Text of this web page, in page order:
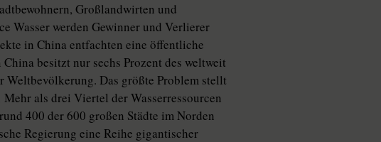
Großlandwirten und
Wasser werden Gewinner und Verlierer
in China entfachten eine öffentliche
besitzt nur sechs Prozent des weltweit
Weltbevölkerung. Das größte Problem stellt
als drei Viertel der Wasserressourcen
400 der 600 großen Städte im Norden
Regierung eine Reihe gigantischer